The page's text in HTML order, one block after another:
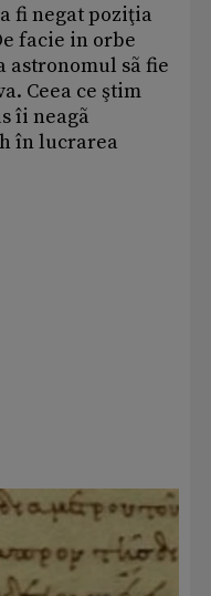
fi negat poziţia
facie in orbe
astronomul sã fie
Ceea ce ştim
îi neagã
în lucrarea